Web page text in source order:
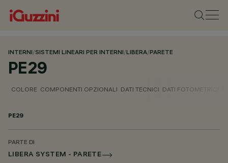
INTERNI/SISTEMI LINEARI PER INTERNI/LIBERA/PARETE
PE29
COLORE COMPONENTI OPZIONALI DATI TECNICI DATI FOTOMETRICI
PE29
PARTE DI
LIBERA SYSTEM - PARETE